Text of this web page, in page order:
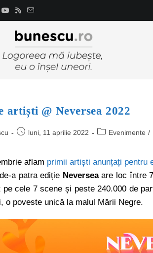
artiști @ Neversea 2022
luni, 11 aprilie 2022 Evenimente /
aflam primii artiști anunțați pentru
a patra ediție Neverseaare loc între
pe cele 7 scene și peste 240.000 de
o poveste unică la malul Mării Negre.